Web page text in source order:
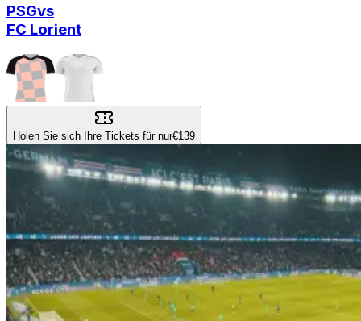
PSGvs
FC Lorient
Holen Sie sich Ihre Tickets für nur€139